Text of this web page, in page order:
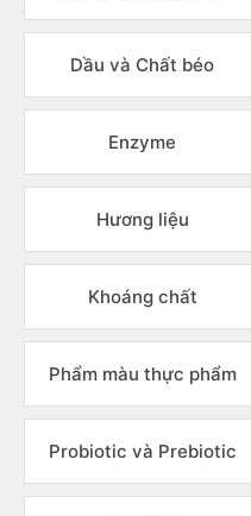
Dầu và Chất béo
Enzyme
Hương liệu
Khoáng chất
Phẩm màu thực phẩm
Probiotic và Prebiotic